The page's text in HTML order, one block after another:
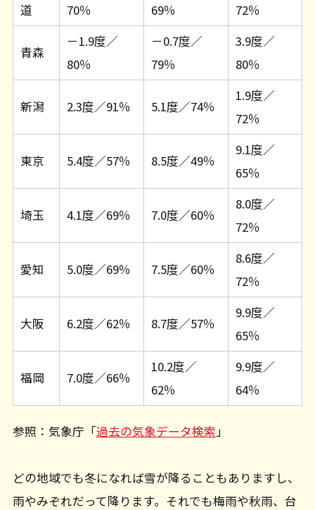
道
70％
69％
72％
青森
－1.9度／
80％
－0.7度／
79％
3.9度／
80％
新潟 2.3度／91％ 5.1度／74％
1.9度／
72％
東京 5.4度／57％ 8.5度／49％
9.1度／
65％
埼玉 4.1度／69％ 7.0度／60％
8.0度／
72％
愛知 5.0度／69％ 7.5度／60％
8.6度／
72％
大阪 6.2度／62％ 8.7度／57％
9.9度／
65％
福岡 7.0度／66％
10.2度／
62％
9.9度／
64％
参照：気象庁「過去の気象データ検索 」
どの地域でも冬になれば雪が降ることもありますし、
雨やみぞれだって降ります。それでも梅雨や秋雨、台